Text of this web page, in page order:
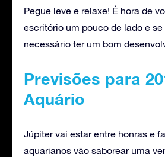
Pegue leve e relaxe! É hora de
escritório um pouco de lado e
necessário ter um bom
Previsões para
Aquário
Júpiter vai estar entre honras e
aquarianos vão saborear uma